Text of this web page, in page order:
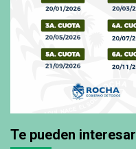
Te pueden interesar